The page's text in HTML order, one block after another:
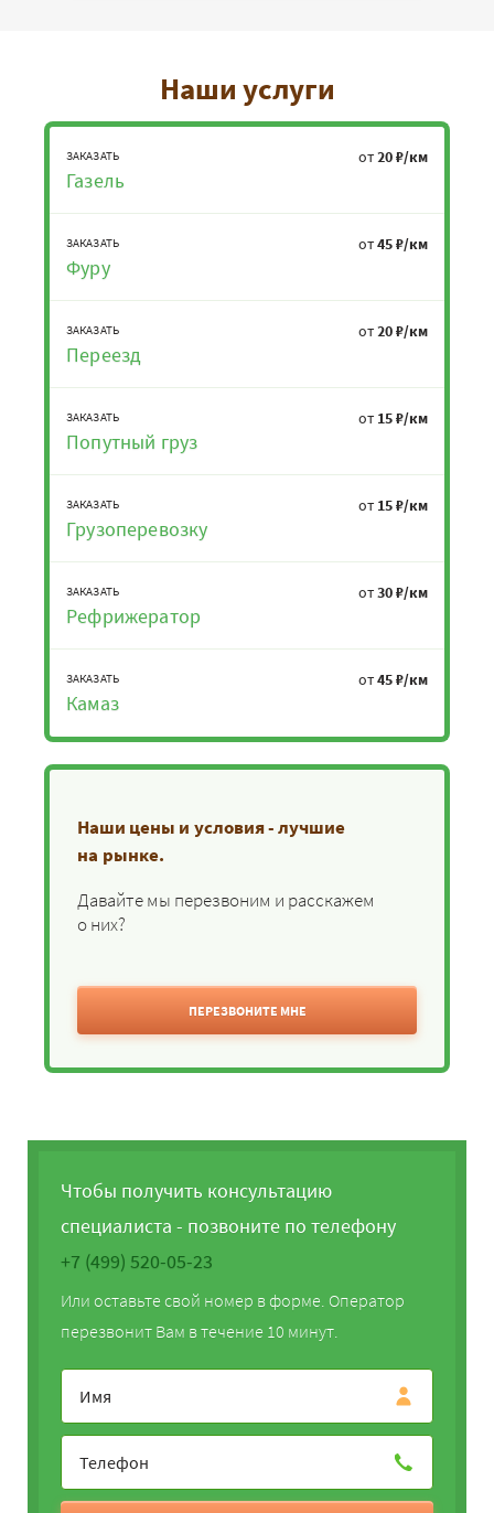
Наши услуги
ЗАКАЗАТЬ
Газель
от20 ₽/км
ЗАКАЗАТЬ
Фуру
от45 ₽/км
ЗАКАЗАТЬ
Переезд
от20 ₽/км
ЗАКАЗАТЬ
Попутный груз
от 15 ₽/км
ЗАКАЗАТЬ
Грузоперевозку
от 15 ₽/км
ЗАКАЗАТЬ
Рефрижератор
от30 ₽/км
ЗАКАЗАТЬ
Камаз
от45 ₽/км
Наши цены и условия - лучшие
на рынке.
Давайте мы перезвоним и расскажем
о них?
ПЕРЕЗВОНИТЕ МНЕ
Чтобы получить консультацию
специалиста - позвоните по телефону
+7 (499) 520-05-23
Или оставьте свой номер в форме. Оператор
перезвонит Вам в течение 10 минут.